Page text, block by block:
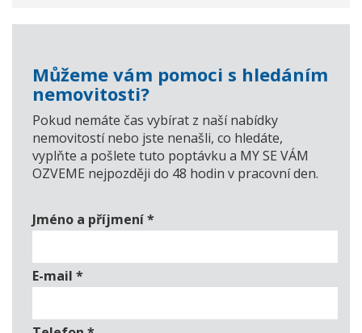
Můžeme vám pomoci s hledáním
nemovitosti?
Pokud nemáte čas vybírat z naší nabídky
nemovitostí nebo jste nenašli, co hledáte,
vyplňte a pošlete tuto poptávku a MY SE VÁM
OZVEME nejpozději do 48 hodin v pracovní den.
Jméno a příjmení*
E-mail *